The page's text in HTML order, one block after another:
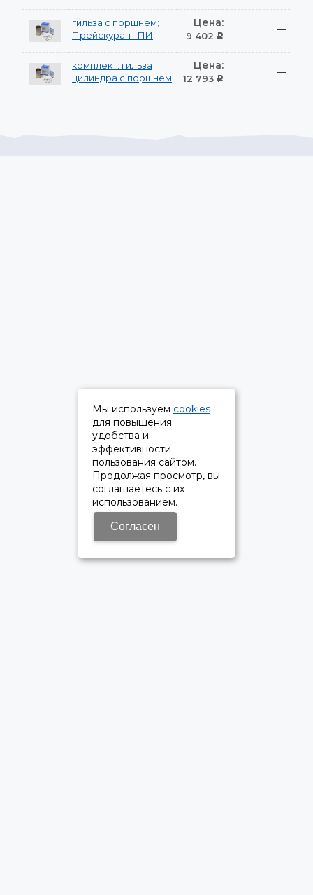
гильза с поршнем;
Прейскурант ПИ
Цена:
9 402 Р
—
комплект: гильза
цилиндра с поршнем
Цена:
12 793 Р
—
Мы используем cookies
для повышения
удобства и
эффективности
пользования сайтом.
Продолжая просмотр, вы
соглашаетесь с их
использованием.
Согласен